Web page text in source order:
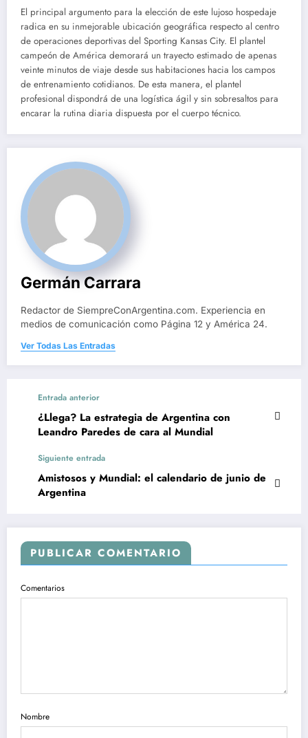
El principal argumento para la elección de este lujoso hospedaje
radica en su inmejorable ubicación geográfica respecto al centro
de operaciones deportivas del Sporting Kansas City. El plantel
campeón de América demorará un trayecto estimado de apenas
veinte minutos de viaje desde sus habitaciones hacia los campos
de entrenamiento cotidianos. De esta manera, el plantel
profesional dispondrá de una logística ágil y sin sobresaltos para
encarar la rutina diaria dispuesta por el cuerpo técnico.
Germán Carrara
Redactor de SiempreConArgentina.com. Experiencia en
medios de comunicación como Página 12 y América 24.
Ver Todas Las Entradas
Entrada anterior
¿Llega? La estrategia de Argentina con
Leandro Paredes de cara al Mundial
Siguiente entrada
Amistosos y Mundial: el calendario de junio de
Argentina
PUBLICAR COMENTARIO
Comentarios
Nombre